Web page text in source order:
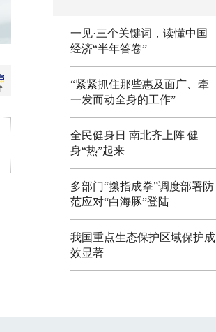
一见·三个关键词，读懂中国
经济“半年答卷”
“紧紧抓住那些惠及面广、牵
一发而动全身的工作”
全民健身日 南北齐上阵 健
身“热”起来
多部门“攥指成拳”调度部署防
范应对“白海豚”登陆
我国重点生态保护区域保护成
效显著